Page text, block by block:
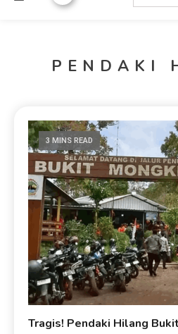
PENDAKI
3 MINS READ
Tragis! Pendaki Hilang